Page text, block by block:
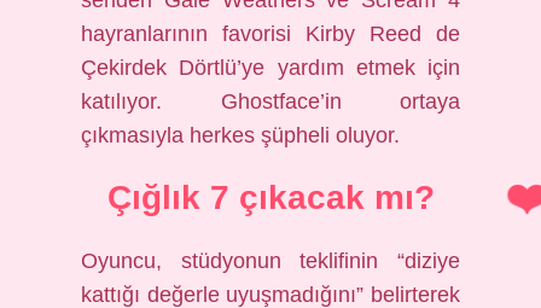
hayranlarının favorisi Kirby Reed de
Çekirdek Dörtlü’ye yardım etmek için
katılıyor. Ghostface’in ortaya
çıkmasıyla herkes şüpheli oluyor.
Çığlık 7 çıkacak mı?
Oyuncu, stüdyonun teklifinin “diziye
kattığı değerle uyuşmadığını” belirterek